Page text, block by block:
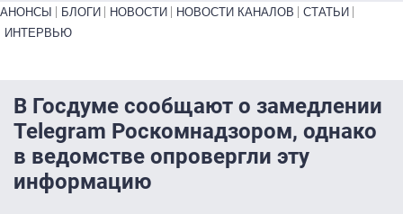
Primary links bottom
АНОНСЫ БЛОГИ НОВОСТИ НОВОСТИ КАНАЛОВ
СТАТЬИ
ИНТЕРВЬЮ
В Госдуме сообщают о замедлении
Telegram Роскомнадзором, однако
в ведомстве опровергли эту
информацию